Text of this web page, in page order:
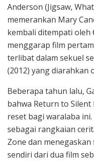
Anderson (Jigsaw,
memerankan Mary
kembali ditempati oleh
menggarap film
terlibat dalam sekuel
(2012) yang diarahkan
Beberapa tahun lalu,
bahwa Return to Silent
reset bagi waralaba
sebagai rangkaian
Zone dan
sendiri dari dua film